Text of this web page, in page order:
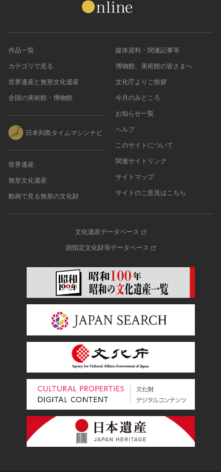
作品一覧
カテゴリで見る
世界遺産と無形文化遺産
全国の美術館・博物館
日本列島タイムマシンナビ
世界遺産
無形文化遺産
動画で見る無形の文化財
媒体資料・関連記事等
博物館、美術館の皆さまへ
文化庁よりご挨拶
今月のみどころ
お知らせ一覧
ヘルプ
このサイトについて
関連サイトリンク
サイトマップ
サイトのご意見はこちら
文化遺産データベース
国指定文化財等データベース